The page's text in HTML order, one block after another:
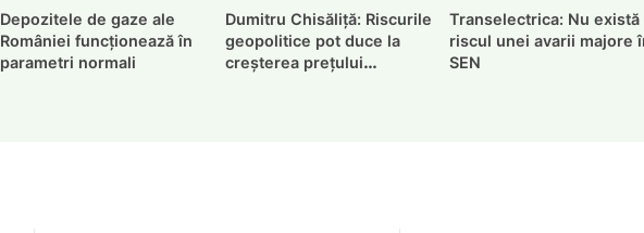
Depozitele de gaze ale
României funcționează în
parametri normali
Dumitru Chisăliță: Riscurile
geopolitice pot duce la
creșterea prețului
Transelectrica: Nu există
riscul unei avarii majore
SEN